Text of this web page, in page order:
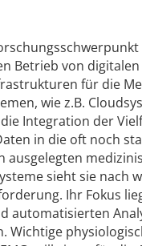
Betrieb von digitalen
für die
wie z.B.
Integration der
in die oft noch
ausgelegten
sieht sie nach
Ihr Fokus
automatisierten
Wichtige